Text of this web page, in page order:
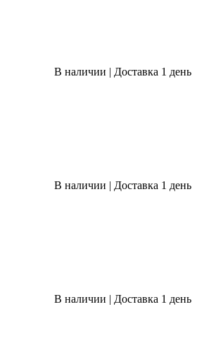
В наличии | Доставка 1 день
В наличии | Доставка 1 день
В наличии | Доставка 1 день